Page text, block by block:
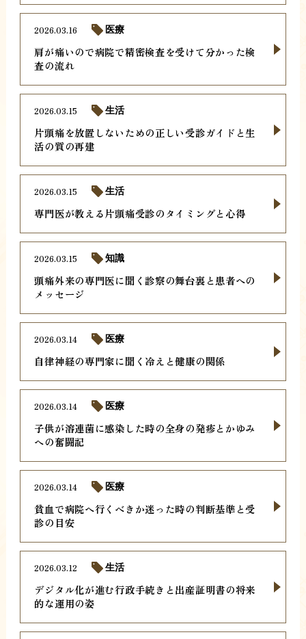
肩が痛いので病院で精密検査を受けて分かった検
査の流れ
2026.03.16 医療
片頭痛を放置しないための正しい受診ガイドと生
活の質の再建
2026.03.15 生活
専門医が教える片頭痛受診のタイミングと心得
2026.03.15 生活
頭痛外来の専門医に聞く診察の舞台裏と患者への
メッセージ
2026.03.15 知識
自律神経の専門家に聞く冷えと健康の関係
2026.03.14 医療
子供が溶連菌に感染した時の全身の発疹とかゆみ
への奮闘記
2026.03.14 医療
貧血で病院へ行くべきか迷った時の判断基準と受
診の目安
2026.03.14 医療
デジタル化が進む行政手続きと出産証明書の将来
的な運用の姿
2026.03.12 生活